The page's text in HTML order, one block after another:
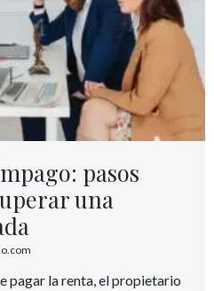
pasos
una
pagar la renta, el propietario